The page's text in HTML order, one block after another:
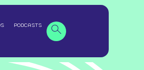
PODCASTS